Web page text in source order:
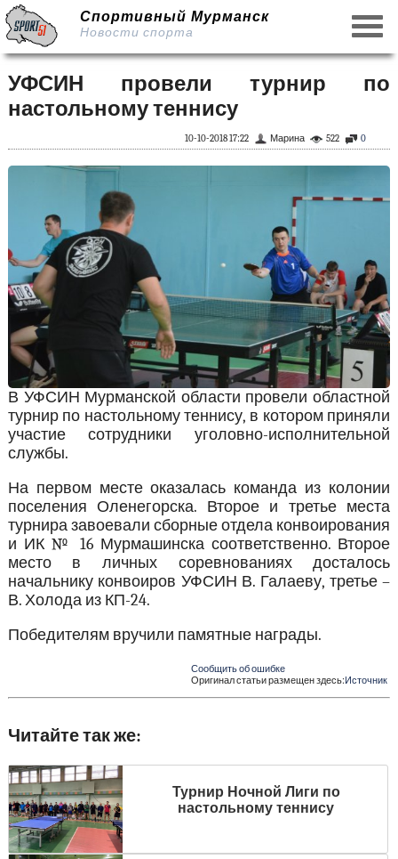
Спортивный Мурманск
Новости спорта
УФСИН провели турнир по
настольному теннису
0
522
Марина
10-10-2018 17:22
В УФСИН Мурманской области провели областной
турнир по настольному теннису, в котором приняли
участие сотрудники уголовно-исполнительной
службы.
На первом месте оказалась команда из колонии
поселения Оленегорска. Второе и третье места
турнира завоевали сборные отдела конвоирования
и ИК № 16 Мурмашинска соответственно. Второе
место в личных соревнованиях досталось
начальнику конвоиров УФСИН В. Галаеву, третье –
В. Холода из КП-24.
Победителям вручили памятные награды.
Сообщить об ошибке
Оригинал статьи размещен здесь:Источник
Читайте так же:
Турнир Ночной Лиги по
настольному теннису